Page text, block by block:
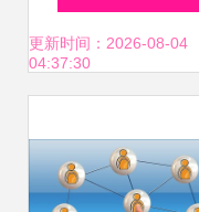
子养还是当猪养？
更新时间：2026-08-04
04:37:30